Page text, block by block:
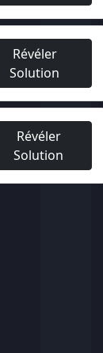
Révéler
Solution
Révéler
Solution